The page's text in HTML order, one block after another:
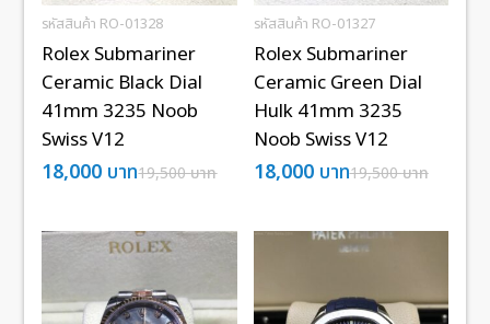
รหัสสินค้า RO-01328
Rolex Submariner
Ceramic Black Dial
41mm 3235 Noob
Swiss V12
19,500บาท
18,000 บาท
รหัสสินค้า RO-01327
Rolex Submariner
Ceramic Green Dial
Hulk 41mm 3235
Noob Swiss V12
19,500บาท
18,000 บาท